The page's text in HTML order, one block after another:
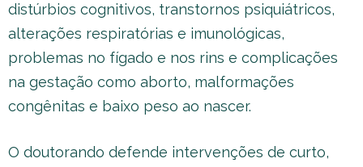
distúrbios cognitivos, transtornos psiquiátricos,
alterações respiratórias e imunológicas,
problemas no fígado e nos rins e complicações
na gestação como aborto, malformações
congênitas e baixo peso ao nascer.
O doutorando defende intervenções de curto,